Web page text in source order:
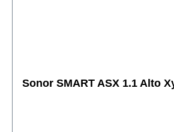
Sonor SMART ASX 1.1 Alto